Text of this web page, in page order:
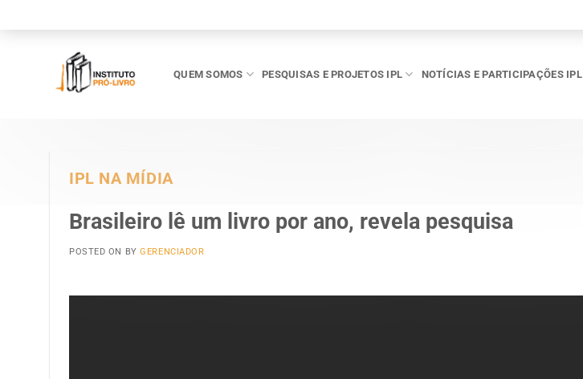
QUEM SOMOS PESQUISAS E PROJETOS IPL NOTÍCIAS E PARTICIPAÇÕES IPL
IPL NA MÍDIA
Brasileiro lê um livro por ano, revela pesquisa
POSTED ON BYGERENCIADOR